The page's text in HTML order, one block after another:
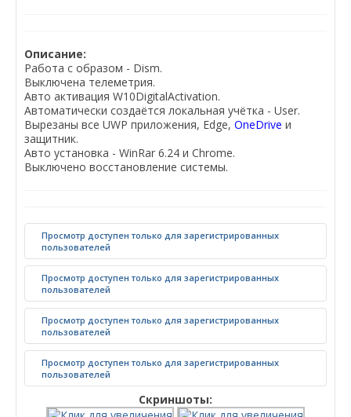
Описание:
Работа с образом - Dism.
Выключена телеметрия.
Авто активация W10DigitalActivation.
Автоматически создаётся локальная учётка - User.
Вырезаны все UWP приложения, Edge, OneDrive и
защитник.
Авто установка - WinRar 6.24 и Chrome.
Выключено восстановление системы.
Просмотр доступен только для зарегистрированных
пользователей
Просмотр доступен только для зарегистрированных
пользователей
Просмотр доступен только для зарегистрированных
пользователей
Просмотр доступен только для зарегистрированных
пользователей
Скриншоты: